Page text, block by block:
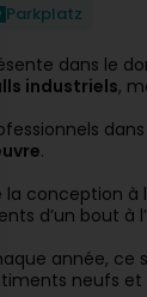
Parkplatz
dans le
industriels,
.
la conception à
d’un bout à
année, ce
neufs et